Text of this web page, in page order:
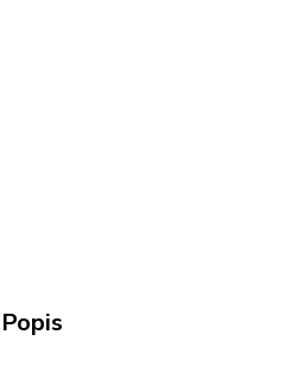
Popis